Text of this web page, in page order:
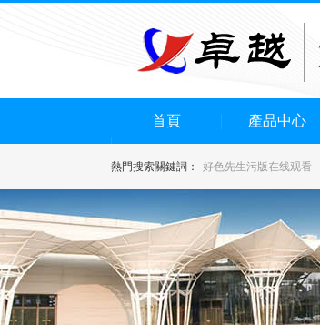
首頁 產品中心
熱門搜索關鍵詞： 好色先生污版在线观看